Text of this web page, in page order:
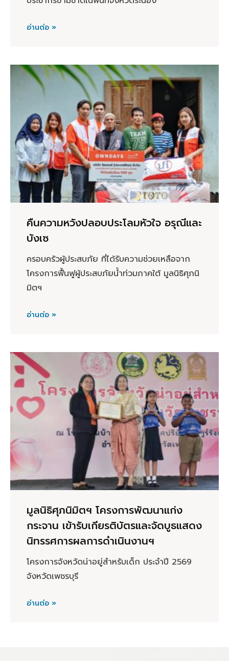
อ่านต่อ »
คืนความหวังปลอบประโลมหัวใจ อรุณีและ
บังเซ
ครอบครัวผู้ประสบภัย ที่ได้รับความช่วยเหลือจาก
โครงการฟื้นฟูผู้ประสบภัยน้ำท่วมภาคใต้ มูลนิธิศุภนิ
มิตฯ
อ่านต่อ »
มูลนิธิศุภนิมิตฯ โครงการพัฒนาแก่ง
กระจาน เข้ารับเกียรติบัตรและจัดบูธแสดง
นิทรรศการผลการดำเนินงานฯ
โครงการจังหวัดน่าอยู่สำหรับเด็ก ประจำปี 2569
จังหวัดเพชรบุรี
อ่านต่อ »